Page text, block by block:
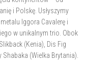
i Polskę. Usłyszymy
Iggora Cavalerę i
w unikalnym trio. Obok
(Kenia), Dis Fig
(Wielka Brytania).